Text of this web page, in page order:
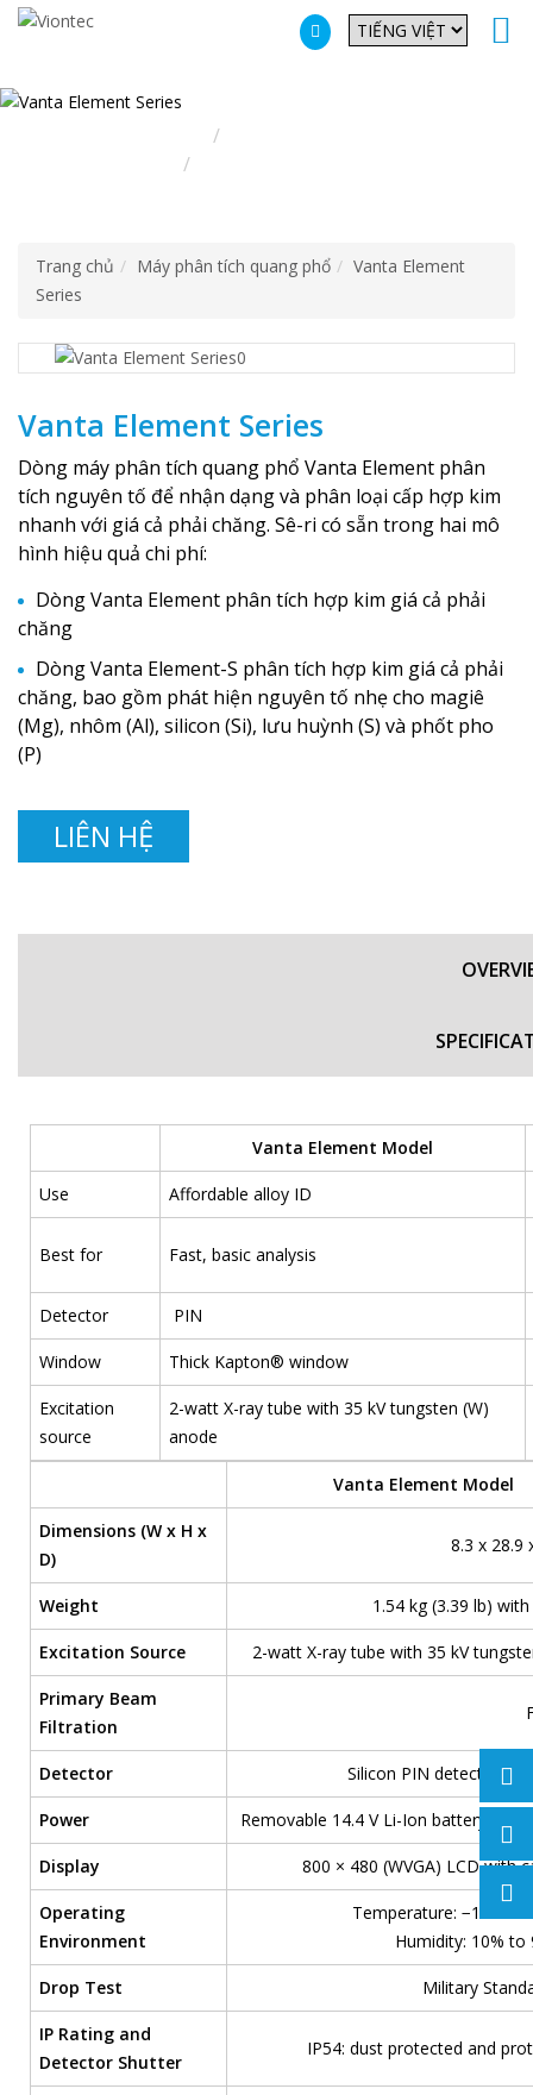
Additionally, paste this code immediately after the opening tag:
Trang chủ Máy phân tích quang phổ
Vanta Element
Series
Vanta Element Series
Dòng máy phân tích quang phổ Vanta Element phân
tích nguyên tố để nhận dạng và phân loại cấp hợp kim
nhanh với giá cả phải chăng. Sê-ri có sẵn trong hai mô
hình hiệu quả chi phí:
Dòng Vanta Element phân tích hợp kim giá cả phải
chăng
Dòng Vanta Element-S phân tích hợp kim giá cả phải
chăng, bao gồm phát hiện nguyên tố nhẹ cho magiê
(Mg), nhôm (Al), silicon (Si), lưu huỳnh (S) và phốt pho
(P)
LIÊN HỆ
Vanta Element Model
Use Affordable alloy ID
Best for Fast, basic analysis
Detector PIN
Window Thick Kapton® window
Excitation
source
2-watt X-ray tube with 35 kV tungsten (W)
anode
Vanta Element Model
Dimensions (W x H x
D)
8.3 x 28.9
Weight 1.54 kg (3.39 lb)
Excitation Source 2-watt X-ray tube with 35 kV
Primary Beam
Filtration
Detector Silicon PIN detector
Power Removable 14.4 V Li-Ion battery or
Display 800 × 480 (WVGA) LCD with
Operating
Environment
Temperature: −10 °C
Humidity: 10%
Drop Test Military
IP Rating and
Detector Shutter
IP54: dust protected and